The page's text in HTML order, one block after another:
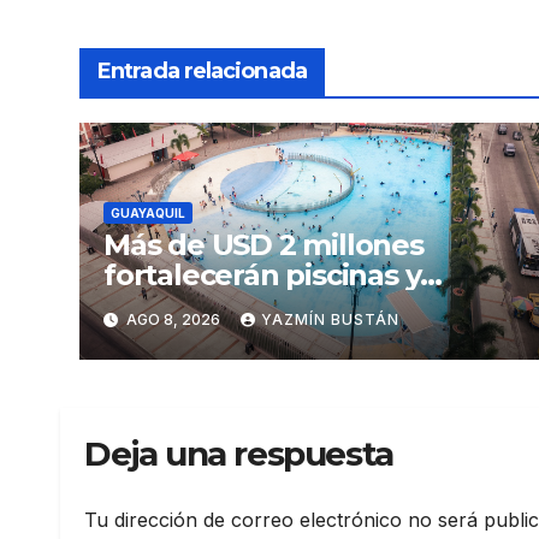
Entrada relacionada
GUAYAQUIL
Más de USD 2 millones
fortalecerán piscinas y
parques acuáticos
municipales
AGO 8, 2026 YAZMÍN BUSTÁN
Deja una respuesta
Tu dirección de correo electrónico no será